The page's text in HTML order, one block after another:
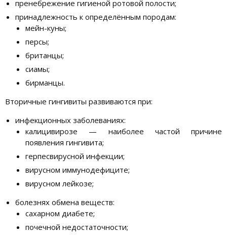
пренебрежение гигиеной ротовой полости;
принадлежность к определённым породам:
мейн-куны;
персы;
британцы;
сиамы;
бирманцы.
Вторичные гингивиты развиваются при:
инфекционных заболеваниях:
калицивирозе — наиболее частой причине
появления гингивита;
герпесвирусной инфекции;
вирусном иммунодефиците;
вирусном лейкозе;
болезнях обмена веществ:
сахарном диабете;
почечной недостаточности;